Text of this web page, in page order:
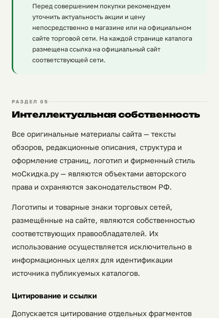
Перед совершением покупки рекомендуем
уточнить актуальность акции и цену
непосредственно в магазине или на официальном
сайте торговой сети. На каждой странице каталога
размещена ссылка на официальный сайт
соответствующей сети.
РАЗДЕЛ 05
Интеллектуальная собственность
Все оригинальные материалы сайта — тексты
обзоров, редакционные описания, структура и
оформление страниц, логотип и фирменный стиль
моСкидка.ру — являются объектами авторского
права и охраняются законодательством РФ.
Логотипы и товарные знаки торговых сетей,
размещённые на сайте, являются собственностью
соответствующих правообладателей. Их
использование осуществляется исключительно в
информационных целях для идентификации
источника публикуемых каталогов.
Цитирование и ссылки
Допускается цитирование отдельных фрагментов